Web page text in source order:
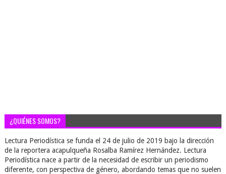
¿QUIÉNES SOMOS?
Lectura Periodística se funda el 24 de julio de 2019 bajo la dirección
de la reportera acapulqueña Rosalba Ramírez Hernández. Lectura
Periodística nace a partir de la necesidad de escribir un periodismo
diferente, con perspectiva de género, abordando temas que no suelen